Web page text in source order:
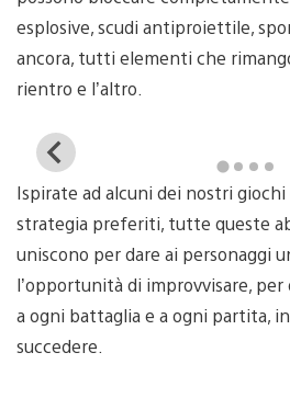
esplosive, scudi antiproiettile,
ancora, tutti elementi che
rientro e l’altro.
View
and
download
image
Ispirate ad alcuni dei nostri
strategia preferiti, tutte queste
uniscono per dare ai personaggi
l’opportunità di improvvisare,
a ogni battaglia e a ogni partita,
succedere.